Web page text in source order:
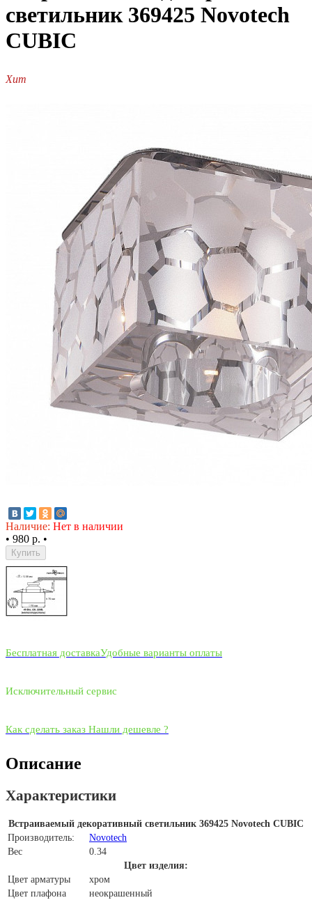
светильник 369425 Novotech
CUBIC
Хит
Наличие: Нет в наличии
• 980 р. •
Купить
Бесплатная доставкаУдобные варианты оплаты
Исключительный сервис
Как сделать заказ Нашли дешевле ?
Описание
Характеристики
Встраиваемый декоративный светильник 369425 Novotech CUBIC
Производитель:
Novotech
Вес
0.34
Цвет изделия:
Цвет арматуры
хром
Цвет плафона
неокрашенный